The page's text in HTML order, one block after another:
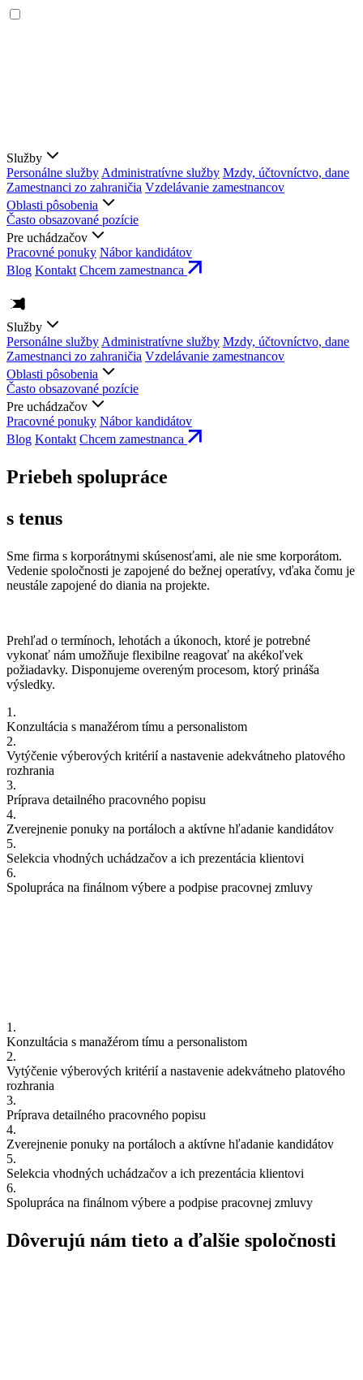
Služby
Personálne služby Administratívne služby Mzdy, účtovníctvo, dane
Zamestnanci zo zahraničia Vzdelávanie zamestnancov
Oblasti pôsobenia
Často obsazované pozície
Pre uchádzačov
Pracovné ponuky Nábor kandidátov
Blog Kontakt Chcem zamestnanca
Služby
Personálne služby Administratívne služby Mzdy, účtovníctvo, dane
Zamestnanci zo zahraničia Vzdelávanie zamestnancov
Oblasti pôsobenia
Často obsazované pozície
Pre uchádzačov
Pracovné ponuky Nábor kandidátov
Blog Kontakt Chcem zamestnanca
Priebeh spolupráce
s tenus
Sme firma s korporátnymi skúsenosťami, ale nie sme korporátom.
Vedenie spoločnosti je zapojené do bežnej operatívy, vďaka čomu je
neustále zapojené do diania na projekte.
Prehľad o termínoch, lehotách a úkonoch, ktoré je potrebné
vykonať nám umožňuje flexibilne reagovať na akékoľvek
požiadavky. Disponujeme overeným procesom, ktorý prináša
výsledky.
1.
Konzultácia s manažérom tímu a personalistom
2.
Vytýčenie výberových kritérií a nastavenie adekvátneho platového
rozhrania
3.
Príprava detailného pracovného popisu
4.
Zverejnenie ponuky na portáloch a aktívne hľadanie kandidátov
5.
Selekcia vhodných uchádzačov a ich prezentácia klientovi
6.
Spolupráca na finálnom výbere a podpise pracovnej zmluvy
1.
Konzultácia s manažérom tímu a personalistom
2.
Vytýčenie výberových kritérií a nastavenie adekvátneho platového
rozhrania
3.
Príprava detailného pracovného popisu
4.
Zverejnenie ponuky na portáloch a aktívne hľadanie kandidátov
5.
Selekcia vhodných uchádzačov a ich prezentácia klientovi
6.
Spolupráca na finálnom výbere a podpise pracovnej zmluvy
Dôverujú nám tieto a ďalšie spoločnosti